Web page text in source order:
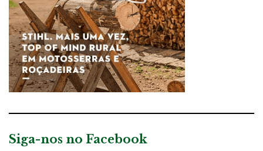
Siga-nos no Facebook